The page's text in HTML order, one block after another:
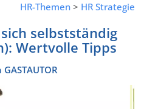
HR-Themen > HR Strategie
selbstständig
Wertvolle Tipps